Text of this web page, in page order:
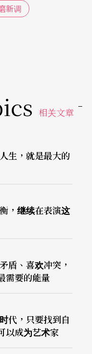
其实也是流行艺
创作，昆曲观众
有多少昆曲的观
一票难求。无可置
观众，看似对立
音乐形式，叫
新演绎方式。从
演唱会，走到像
依林一样地做昆
到大家追捧，让这
展。
传统唱段完全、完
朋友一起重新编
年轻人能喜欢这
新调
相关文章
生，就是最大的
，继续在表演这
盾、喜欢冲突，
需要的能量
代，只要找到自
以成为艺术家